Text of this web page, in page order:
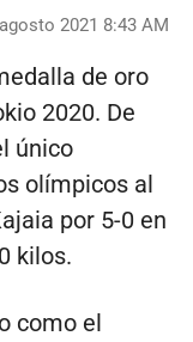
2021 8:43 AM
de oro
2020. De
único
olímpicos al
por 5-0 en
kilos.
como el